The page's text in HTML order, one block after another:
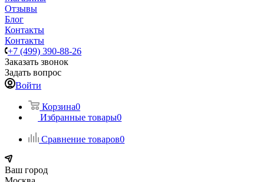
Отзывы
Блог
Контакты
Контакты
+7 (499) 390-88-26
Заказать звонок
Задать вопрос
Войти
Корзина0
Избранные товары0
Сравнение товаров0
Ваш город